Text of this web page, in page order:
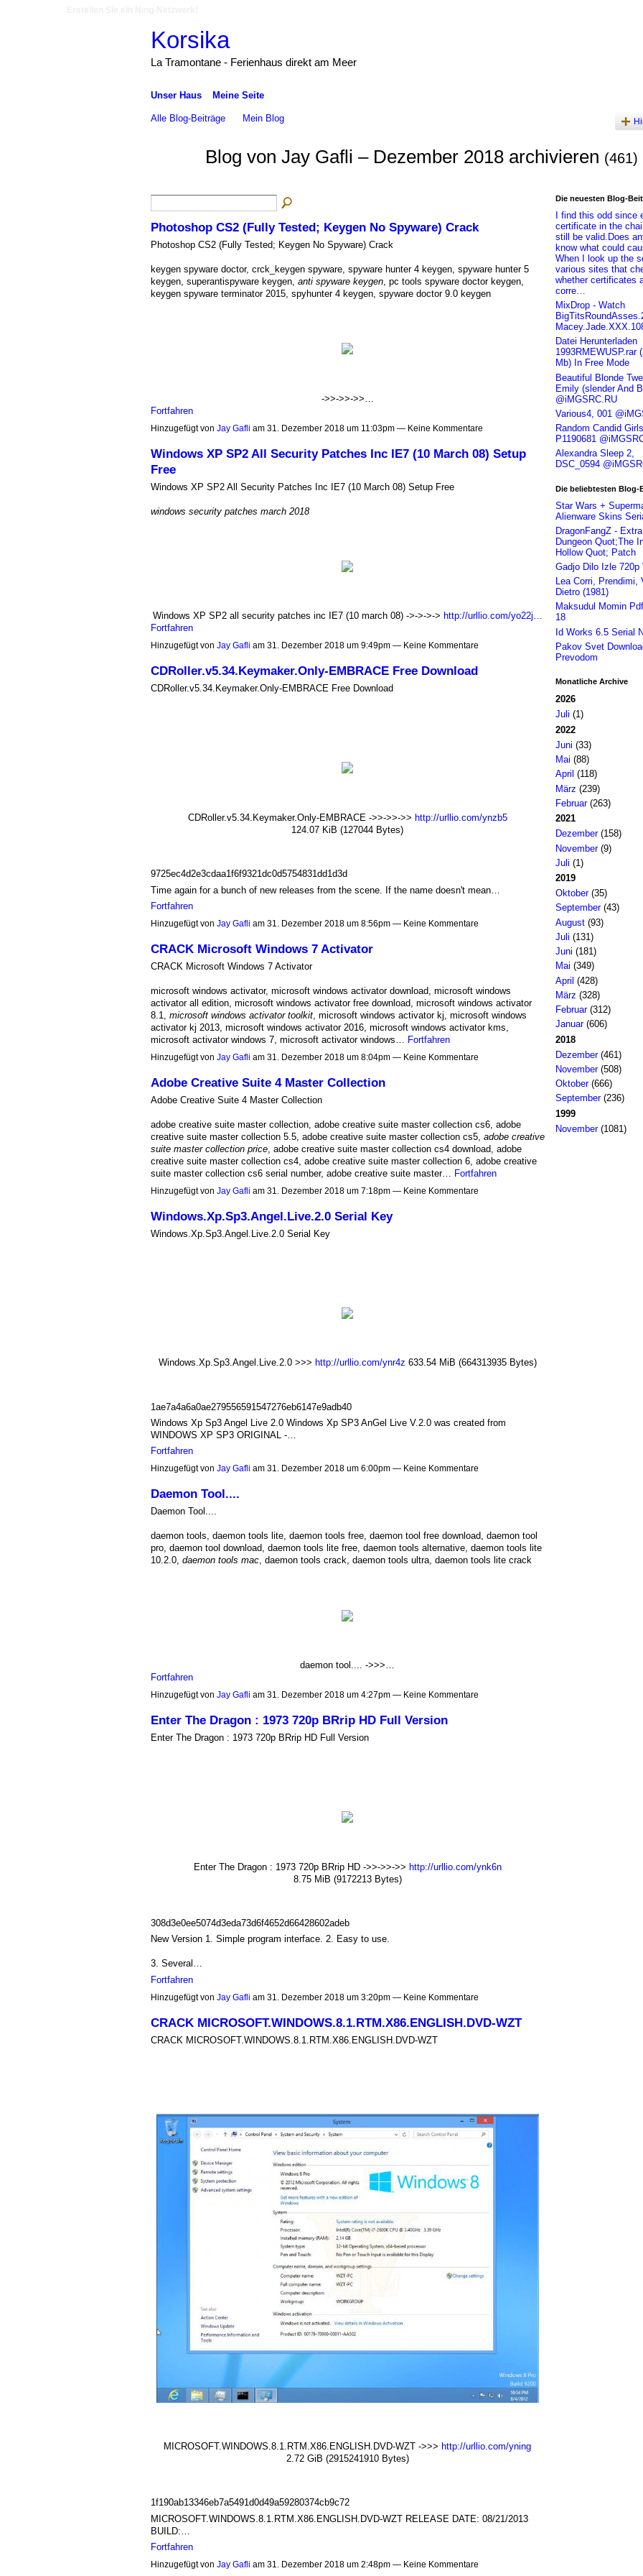
Korsika
La Tramontane - Ferienhaus direkt am Meer
Unser Haus Meine Seite
Alle Blog-Beiträge Mein Blog
Blog von Jay Gafli – Dezember 2018 archivieren (461)
Photoshop CS2 (Fully Tested; Keygen No Spyware) Crack
Photoshop CS2 (Fully Tested; Keygen No Spyware) Crack
keygen spyware doctor, crck_keygen spyware, spyware hunter 4 keygen, spyware hunter 5
keygen, superantispyware keygen, anti spyware keygen, pc tools spyware doctor keygen,
keygen spyware terminator 2015, spyhunter 4 keygen, spyware doctor 9.0 keygen
->>->>->>…
Fortfahren
Hinzugefügt von Jay Gafli am 31. Dezember 2018 um 11:03pm — Keine Kommentare
Windows XP SP2 All Security Patches Inc IE7 (10 March 08) Setup
Free
Windows XP SP2 All Security Patches Inc IE7 (10 March 08) Setup Free
windows security patches march 2018
Windows XP SP2 all security patches inc IE7 (10 march 08) ->->->-> http://urllio.com/yo22j…
Fortfahren
Hinzugefügt von Jay Gafli am 31. Dezember 2018 um 9:49pm — Keine Kommentare
CDRoller.v5.34.Keymaker.Only-EMBRACE Free Download
CDRoller.v5.34.Keymaker.Only-EMBRACE Free Download
CDRoller.v5.34.Keymaker.Only-EMBRACE ->>->>->> http://urllio.com/ynzb5
124.07 KiB (127044 Bytes)
9725ec4d2e3cdaa1f6f9321dc0d5754831dd1d3d
Time again for a bunch of new releases from the scene. If the name doesn't mean…
Fortfahren
Hinzugefügt von Jay Gafli am 31. Dezember 2018 um 8:56pm — Keine Kommentare
CRACK Microsoft Windows 7 Activator
CRACK Microsoft Windows 7 Activator
microsoft windows activator, microsoft windows activator download, microsoft windows
activator all edition, microsoft windows activator free download, microsoft windows activator
8.1, microsoft windows activator toolkit, microsoft windows activator kj, microsoft windows
activator kj 2013, microsoft windows activator 2016, microsoft windows activator kms,
microsoft activator windows 7, microsoft activator windows…
Fortfahren
Hinzugefügt von Jay Gafli am 31. Dezember 2018 um 8:04pm — Keine Kommentare
Adobe Creative Suite 4 Master Collection
Adobe Creative Suite 4 Master Collection
adobe creative suite master collection, adobe creative suite master collection cs6, adobe
creative suite master collection 5.5, adobe creative suite master collection cs5, adobe creative
suite master collection price, adobe creative suite master collection cs4 download, adobe
creative suite master collection cs4, adobe creative suite master collection 6, adobe creative
suite master collection cs6 serial number, adobe creative suite master… Fortfahren
Hinzugefügt von Jay Gafli am 31. Dezember 2018 um 7:18pm — Keine Kommentare
Windows.Xp.Sp3.Angel.Live.2.0 Serial Key
Windows.Xp.Sp3.Angel.Live.2.0 Serial Key
Windows.Xp.Sp3.Angel.Live.2.0 >>> http://urllio.com/ynr4z 633.54 MiB (664313935 Bytes)
1ae7a4a6a0ae279556591547276eb6147e9adb40
Windows Xp Sp3 Angel Live 2.0 Windows Xp SP3 AnGel Live V.2.0 was created from
WINDOWS XP SP3 ORIGINAL -…
Fortfahren
Hinzugefügt von Jay Gafli am 31. Dezember 2018 um 6:00pm — Keine Kommentare
Daemon Tool....
Daemon Tool....
daemon tools, daemon tools lite, daemon tools free, daemon tool free download, daemon tool
pro, daemon tool download, daemon tools lite free, daemon tools alternative, daemon tools lite
10.2.0, daemon tools mac, daemon tools crack, daemon tools ultra, daemon tools lite crack
daemon tool.... ->>>…
Fortfahren
Hinzugefügt von Jay Gafli am 31. Dezember 2018 um 4:27pm — Keine Kommentare
Enter The Dragon : 1973 720p BRrip HD Full Version
Enter The Dragon : 1973 720p BRrip HD Full Version
Enter The Dragon : 1973 720p BRrip HD ->>->>->> http://urllio.com/ynk6n
8.75 MiB (9172213 Bytes)
308d3e0ee5074d3eda73d6f4652d66428602adeb
New Version 1. Simple program interface. 2. Easy to use.
3. Several…
Fortfahren
Hinzugefügt von Jay Gafli am 31. Dezember 2018 um 3:20pm — Keine Kommentare
CRACK MICROSOFT.WINDOWS.8.1.RTM.X86.ENGLISH.DVD-WZT
CRACK MICROSOFT.WINDOWS.8.1.RTM.X86.ENGLISH.DVD-WZT
MICROSOFT.WINDOWS.8.1.RTM.X86.ENGLISH.DVD-WZT ->>> http://urllio.com/yning
2.72 GiB (2915241910 Bytes)
1f190ab13346eb7a5491d0d49a59280374cb9c72
MICROSOFT.WINDOWS.8.1.RTM.X86.ENGLISH.DVD-WZT RELEASE DATE: 08/21/2013
BUILD:…
Fortfahren
Hinzugefügt von Jay Gafli am 31. Dezember 2018 um 2:48pm — Keine Kommentare
Die neuesten Blog-
I find this odd since
certificate in the
still be valid.Does
know what could
When I look up the
various sites that
whether certificates
corre…
MixDrop - Watch
Datei Herunterladen
1993RMEWUSP.rar
Mb) In Free Mode
Beautiful Blonde
Emily (slender And
@iMGSRC.RU
Various4, 001
Random Candid
P1190681
Alexandra Sleep 2,
DSC_0594
Die beliebtesten Blog-
Star Wars +
Alienware Skins
DragonFangZ - Extra
Dungeon Quot;The
Hollow Quot; Patch
Gadjo Dilo Izle 720p
Lea Corri, Prendimi,
Dietro (1981)
Maksudul Momin
18
Id Works 6.5 Serial
Pakov Svet
Prevodom
Monatliche Archive
2026
Juli (1)
2022
Juni (33)
Mai (88)
April (118)
März (239)
Februar(263)
2021
Dezember(158)
November(9)
Juli (1)
2019
Oktober(35)
September(43)
August(93)
Juli (131)
Juni (181)
Mai (349)
April (428)
März (328)
Februar(312)
Januar(606)
2018
Dezember(461)
November(508)
Oktober(666)
September(236)
1999
November(1081)